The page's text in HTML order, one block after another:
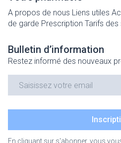
A propos de nous Liens utiles
de garde Prescription Tarifs des
Bulletin d’information
Restez informé des nouveaux
En cliquant sur s'abonner, vous